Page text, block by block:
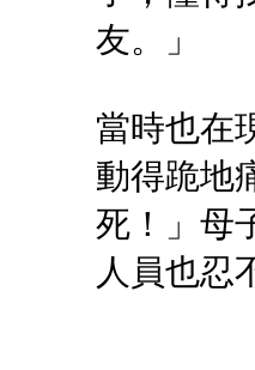
友。」
當時也在
動得跪地
死！」母
人員也忍